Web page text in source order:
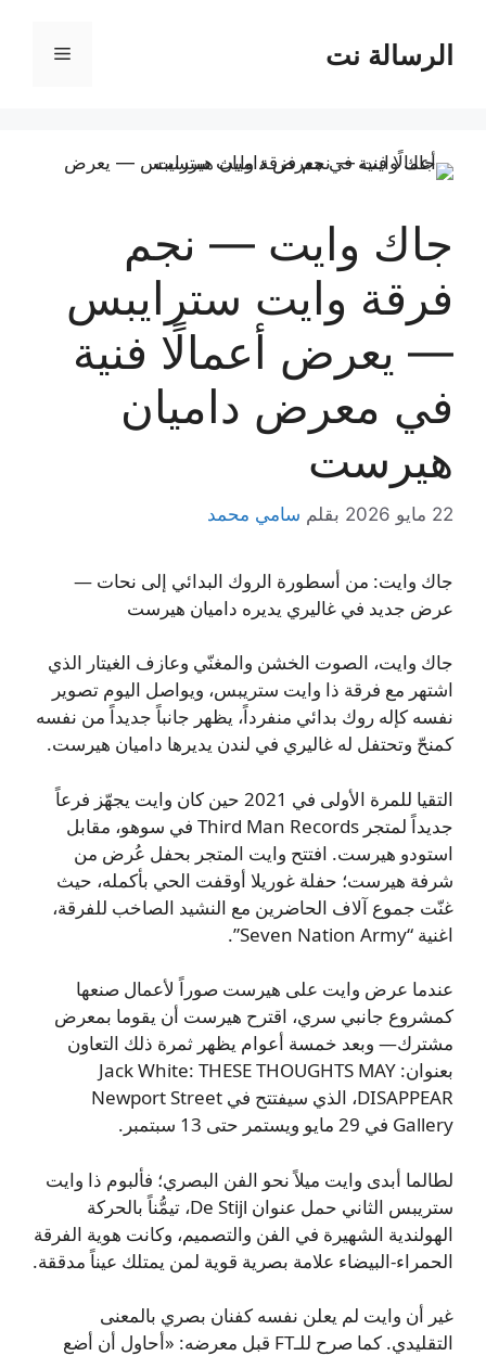
المحتوىالرسالة نت القائمة
جاك وايت — نجم
فرقة وايت سترايبس
— يعرض أعمالًا فنية
في معرض داميان
هيرست
22 مايو 2026 بقلم سامي محمد
جاك وايت: من أسطورة الروك البدائي إلى نحات —
عرض جديد في غاليري يديره داميان هيرست
جاك وايت، الصوت الخشن والمغنّي وعازف الغيتار الذي
اشتهر مع فرقة ذا وايت ستريبس، ويواصل اليوم تصوير
نفسه كإله روك بدائي منفرداً، يظهر جانباً جديداً من نفسه
كمنحّ وتحتفل له غاليري في لندن يديرها داميان هيرست.
التقيا للمرة الأولى في 2021 حين كان وايت يجهّز فرعاً
جديداً لمتجر Third Man Records في سوهو، مقابل
استودو هيرست. افتتح وايت المتجر بحفل عُرض من
شرفة هيرست؛ حفلة غوريلا أوقفت الحي بأكمله، حيث
غنّت جموع آلاف الحاضرين مع النشيد الصاخب للفرقة،
اغنية “Seven Nation Army”.
عندما عرض وايت على هيرست صوراً لأعمال صنعها
كمشروع جانبي سري، اقترح هيرست أن يقوما بمعرض
مشترك— وبعد خمسة أعوام يظهر ثمرة ذلك التعاون
بعنوان: Jack White: THESE THOUGHTS MAY
DISAPPEAR، الذي سيفتتح في Newport Street
Gallery في 29 مايو ويستمر حتى 13 سبتمبر.
لطالما أبدى وايت ميلاً نحو الفن البصري؛ فألبوم ذا وايت
ستريبس الثاني حمل عنوان De Stijl، تيمُّناً بالحركة
الهولندية الشهيرة في الفن والتصميم، وكانت هوية الفرقة
الحمراء-البيضاء علامة بصرية قوية لمن يمتلك عيناً مدققة.
غير أن وايت لم يعلن نفسه كفنان بصري بالمعنى
التقليدي. كما صرح للـFT قبل معرضه: «أحاول أن أضع